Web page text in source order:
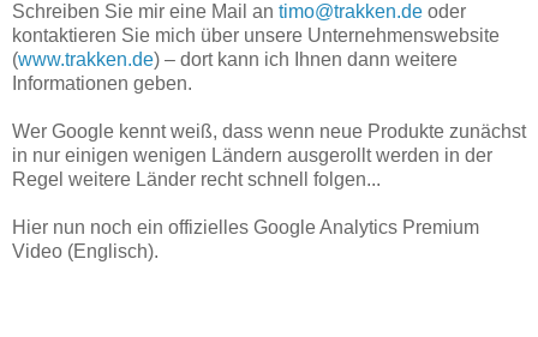
Schreiben Sie mir eine Mail an timo@trakken.de oder
kontaktieren Sie mich über unsere Unternehmenswebsite
(www.trakken.de) – dort kann ich Ihnen dann weitere
Informationen geben.
Wer Google kennt weiß, dass wenn neue Produkte zunächst
in nur einigen wenigen Ländern ausgerollt werden in der
Regel weitere Länder recht schnell folgen...
Hier nun noch ein offizielles Google Analytics Premium
Video (Englisch).